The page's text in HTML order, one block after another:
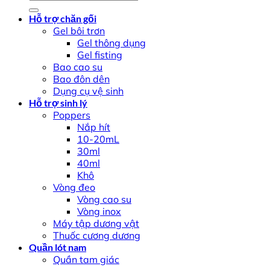
Hỗ trợ chăn gối
Gel bôi trơn
Gel thông dụng
Gel fisting
Bao cao su
Bao đôn dên
Dụng cụ vệ sinh
Hỗ trợ sinh lý
Poppers
Nắp hít
10-20mL
30ml
40ml
Khô
Vòng đeo
Vòng cao su
Vòng inox
Máy tập dương vật
Thuốc cương dương
Quần lót nam
Quần tam giác